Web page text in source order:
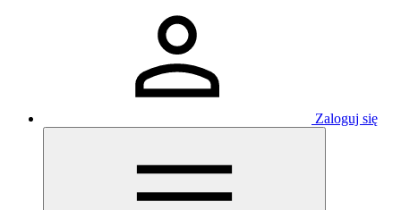
Zaloguj się